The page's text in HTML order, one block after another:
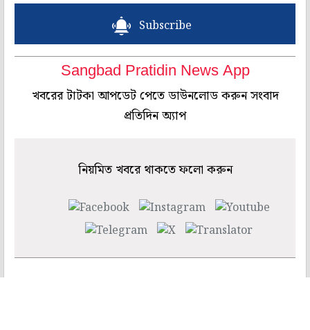
Subscribe
Sangbad Pratidin News App
খবরের টাটকা আপডেট পেতে ডাউনলোড করুন সংবাদ
প্রতিদিন অ্যাপ
নিয়মিত খবরে থাকতে ফলো করুন